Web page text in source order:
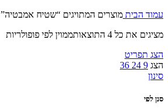
עמוד הבית מוצרים המתויגים “שטיח אמבטיה”
מציגים את כל ⁦4⁩ התוצאות
ממוין לפי פופולריות
הצג תפריט
הצג 9
24
36
סינון
סנן לפי